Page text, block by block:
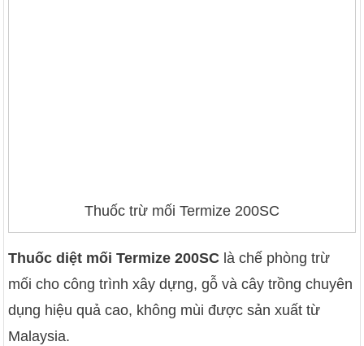
Thuốc trừ mối Termize 200SC
Thuốc diệt mối Termize 200SC là chế phòng trừ
mối cho công trình xây dựng, gỗ và cây trồng chuyên
dụng hiệu quả cao, không mùi được sản xuất từ
Malaysia.